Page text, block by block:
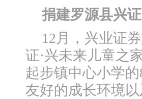
捐建罗源县兴
12月，兴业证
证·兴未来儿童之
起步镇中心小学
友好的成长环境